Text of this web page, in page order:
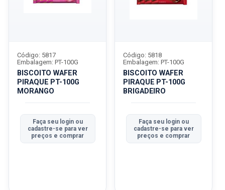
BISCOITO WAFER
PIRAQUE PT-100G
MORANGO
Código: 5817
Embalagem: PT-100G
Faça seu login ou
cadastre-se para ver
preços e comprar
BISCOITO WAFER
PIRAQUE PT-100G
BRIGADEIRO
Código: 5818
Embalagem: PT-100G
Faça seu login ou
cadastre-se para ver
preços e comprar